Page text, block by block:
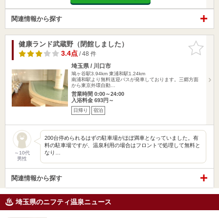
関連情報から探す
お気に入
りに追加
健康ランド武蔵野（閉館しました）
3.4点/ 48 件
埼玉県 / 川口市
鳩ヶ谷駅3.94km 東浦和駅1.24km
南浦和駅より無料送迎バスが発車しております。三郷方面
から東京外環自動…
営業時間 0:00～24:00
入浴料金 693円～
日帰り 宿泊
～10代
男性
200台停められるはずの駐車場がほぼ満車となっていました。有
料の駐車場ですが、温泉利用の場合はフロントで処理して無料と
なり…
関連情報から探す
埼玉県のニフティ温泉ニュース